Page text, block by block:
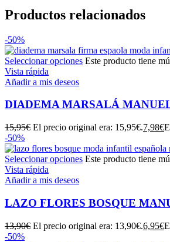
Productos relacionados
-50%
Seleccionar opciones Este producto tiene
Vista rápida
Añadir a mis deseos
DIADEMA MARSALÁ
15,95€ El precio original era: 15,95€.7,98€
-50%
Seleccionar opciones Este producto tiene
Vista rápida
Añadir a mis deseos
LAZO FLORES BOSQUE
13,90€ El precio original era: 13,90€.6,95€
-50%